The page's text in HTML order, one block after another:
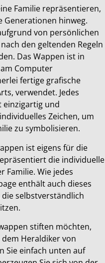
Familie repräsentieren,
Generationen hinweg.
von persönlichen
den geltenden Regeln
Das Wappen ist in
Computer
fertige grafische
verwendet. Jedes
einzigartig und
Zeichen, um
zu symbolisieren.
ist eigens für die
die individuelle
Familie. Wie jedes
enthält auch dieses
selbstverständlich
stiften möchten,
Heraldiker von
Sie einfach unten auf